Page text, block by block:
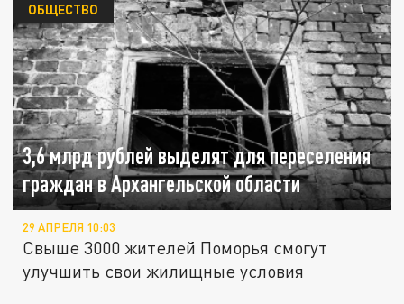
3,6 млрд рублей выделят для переселения
граждан в Архангельской области
ОБЩЕСТВО
29 АПРЕЛЯ 10:03
Свыше 3000 жителей Поморья смогут
улучшить свои жилищные условия